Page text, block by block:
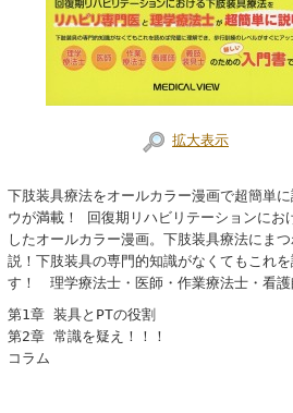
拡大表示
下肢装具療法をオールカラー漫画で超簡単
ウが満載！ 回復期リハビリテーションにお
したオールカラー漫画。下肢装具療法にま
説！下肢装具の専門的知識がなくてもこれ
す！ 理学療法士・医師・作業療法士・看
第1章 装具とPTの役割
第2章 常識を疑え！！！
コラム